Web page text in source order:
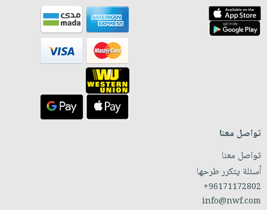
تواصل معنا
تواصل معنا
أسئلة يتكرر طرحها
+96171172802
info@nwf.com